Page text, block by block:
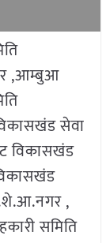
,आम्बुआ
सेवा
विकासखंड
,
समिति